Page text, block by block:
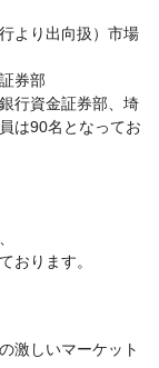
より出向扱）市場
券部
行資金証券部、埼
は90名となってお
おります。
激しいマーケット